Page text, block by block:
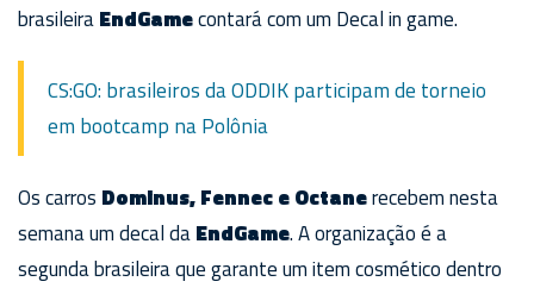
brasileiraEndGamecontará com um Decal in game.
CS:GO: brasileiros da ODDIK participam de torneio
em bootcamp na Polônia
Os carros Dominus, Fennec e Octanerecebem nesta
semana um decal daEndGame. A organização é a
segunda brasileira que garante um item cosmético dentro